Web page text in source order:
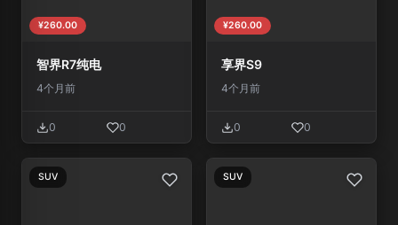
¥260.00
智界R7纯电
4个月前
0 0
¥260.00
享界S9
4个月前
0 0
SUV SUV